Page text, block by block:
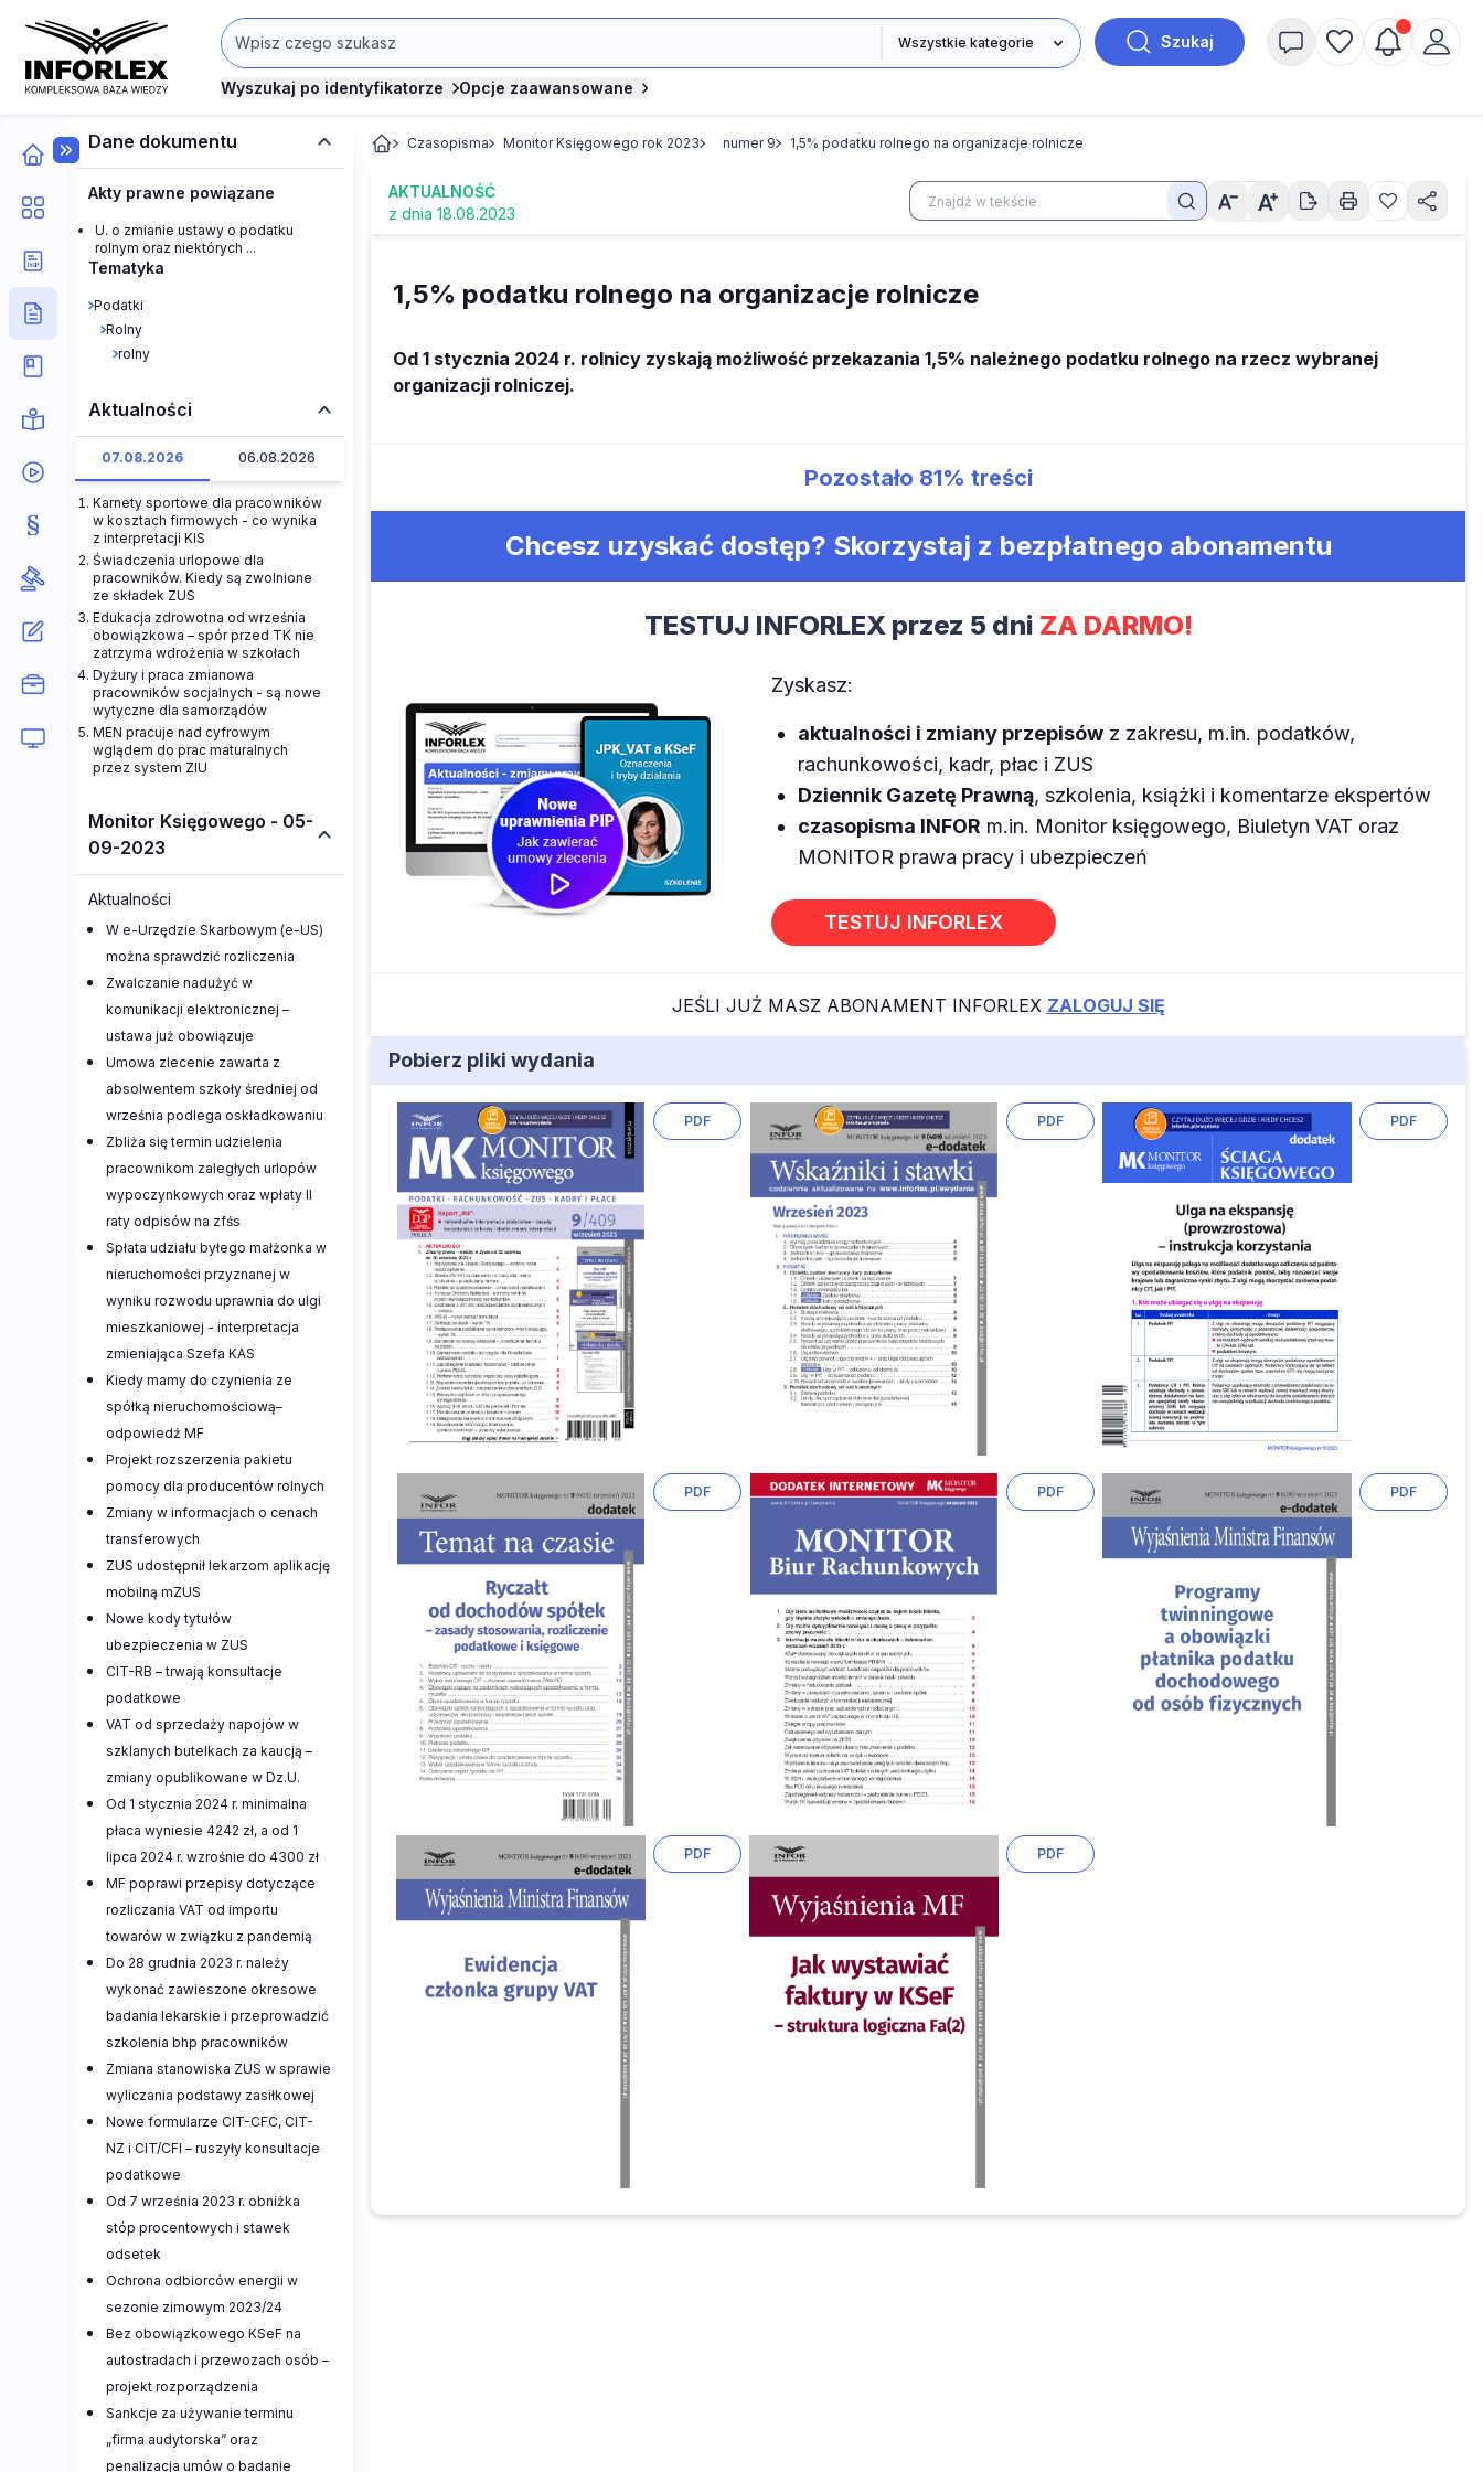
Szukaj
Wyszukaj po identyfikatorze Opcje zaawansowane
Dane dokumentu
Akty prawne powiązane
U. o zmianie ustawy o podatku
rolnym oraz niektórych ...
Tematyka
Podatki
Rolny
rolny
Aktualności
07.08.2026 06.08.2026
Karnety sportowe dla pracowników
w kosztach firmowych - co wynika
z interpretacji KIS
Świadczenia urlopowe dla
pracowników. Kiedy są zwolnione
ze składek ZUS
Edukacja zdrowotna od września
obowiązkowa – spór przed TK nie
zatrzyma wdrożenia w szkołach
Dyżury i praca zmianowa
pracowników socjalnych - są nowe
wytyczne dla samorządów
MEN pracuje nad cyfrowym
wglądem do prac maturalnych
przez system ZIU
Monitor Księgowego - 05-
09-2023
Aktualności
W e-Urzędzie Skarbowym (e-US)
można sprawdzić rozliczenia
Zwalczanie nadużyć w
komunikacji elektronicznej –
ustawa już obowiązuje
Umowa zlecenie zawarta z
absolwentem szkoły średniej od
września podlega oskładkowaniu
Zbliża się termin udzielenia
pracownikom zaległych urlopów
wypoczynkowych oraz wpłaty II
raty odpisów na zfśs
Spłata udziału byłego małżonka w
nieruchomości przyznanej w
wyniku rozwodu uprawnia do ulgi
mieszkaniowej - interpretacja
zmieniająca Szefa KAS
Kiedy mamy do czynienia ze
spółką nieruchomościową–
odpowiedź MF
Projekt rozszerzenia pakietu
pomocy dla producentów rolnych
Zmiany w informacjach o cenach
transferowych
ZUS udostępnił lekarzom aplikację
mobilną mZUS
Nowe kody tytułów
ubezpieczenia w ZUS
CIT-RB – trwają konsultacje
podatkowe
VAT od sprzedaży napojów w
szklanych butelkach za kaucją –
zmiany opublikowane w Dz.U.
Od 1 stycznia 2024 r. minimalna
płaca wyniesie 4242 zł, a od 1
lipca 2024 r. wzrośnie do 4300 zł
MF poprawi przepisy dotyczące
rozliczania VAT od importu
towarów w związku z pandemią
Do 28 grudnia 2023 r. należy
wykonać zawieszone okresowe
badania lekarskie i przeprowadzić
szkolenia bhp pracowników
Zmiana stanowiska ZUS w sprawie
wyliczania podstawy zasiłkowej
Nowe formularze CIT-CFC, CIT-
NZ i CIT/CFI – ruszyły konsultacje
podatkowe
Od 7 września 2023 r. obniżka
stóp procentowych i stawek
odsetek
Ochrona odbiorców energii w
sezonie zimowym 2023/24
Bez obowiązkowego KSeF na
autostradach i przewozach osób –
projekt rozporządzenia
Sankcje za używanie terminu
„firma audytorska” oraz
penalizacja umów o badanie
Czasopisma Monitor Księgowego rok 2023 numer 9 1,5% podatku rolnego na organizacje rolnicze
AKTUALNOŚĆ
z dnia 18.08.2023
1,5% podatku rolnego na organizacje rolnicze
Od 1 stycznia 2024 r. rolnicy zyskają możliwość przekazania 1,5% należnego podatku rolnego na rzecz wybranej
organizacji rolniczej.
Pozostało 81% treści
Chcesz uzyskać dostęp? Skorzystaj z bezpłatnego abonamentu
TESTUJ INFORLEX przez 5 dni ZA DARMO!
Zyskasz:
aktualności i zmiany przepisówz zakresu, m.in. podatków,
rachunkowości, kadr, płac i ZUS
Dziennik Gazetę Prawną, szkolenia, książki i komentarze ekspertów
czasopisma INFOR m.in. Monitor księgowego, Biuletyn VAT oraz
MONITOR prawa pracy i ubezpieczeń
TESTUJ INFORLEX
JEŚLI JUŻ MASZ ABONAMENT INFORLEX ZALOGUJ SIĘ
Pobierz pliki wydania
PDF PDF PDF
PDF PDF PDF
PDF PDF